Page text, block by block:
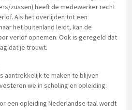
zussen) heeft de medewerker recht
Als het overlijden tot een
het buitenland leidt, kan de
verlof opnemen. Ook is geregeld dat
dat je trouwt.
aantrekkelijk te maken te blijven
we in scholing en opleiding:
een opleiding Nederlandse taal wordt